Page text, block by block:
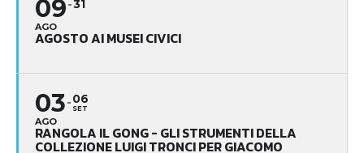
09
AGO
31
AGOSTO AI MUSEI CIVICI
03
AGO
06
SET
RANGOLA IL GONG - GLI STRUMENTI DELLA
COLLEZIONE LUIGI TRONCI PER GIACOMO